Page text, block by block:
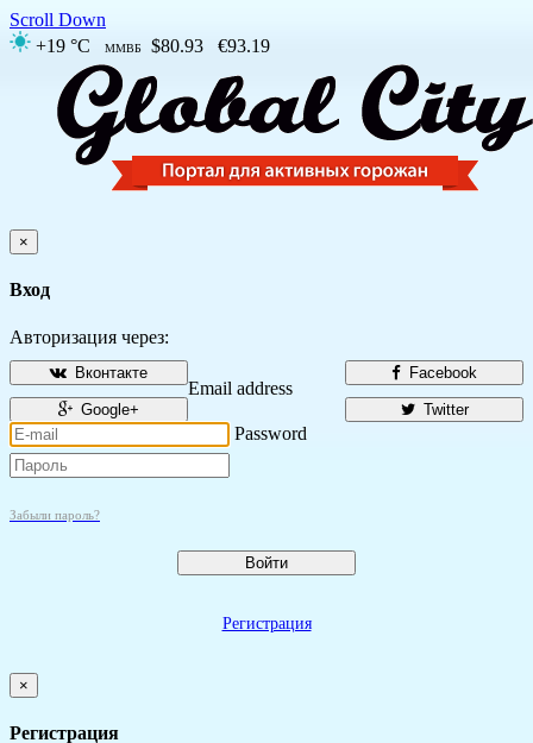
Scroll Down
+19 °C
ММВБ $80.93 €93.19
×
Вход
Авторизация через:
Facebook
Вконтакте
Twitter
Google+
Email address
Password
Забыли пароль?
Войти
Регистрация
×
Регистрация